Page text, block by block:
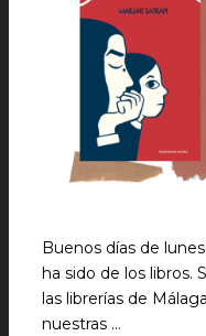
Buenos días de
ha sido de los libros.
las librerías de
nuestras …